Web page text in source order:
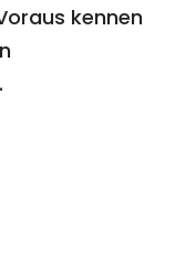
kennen